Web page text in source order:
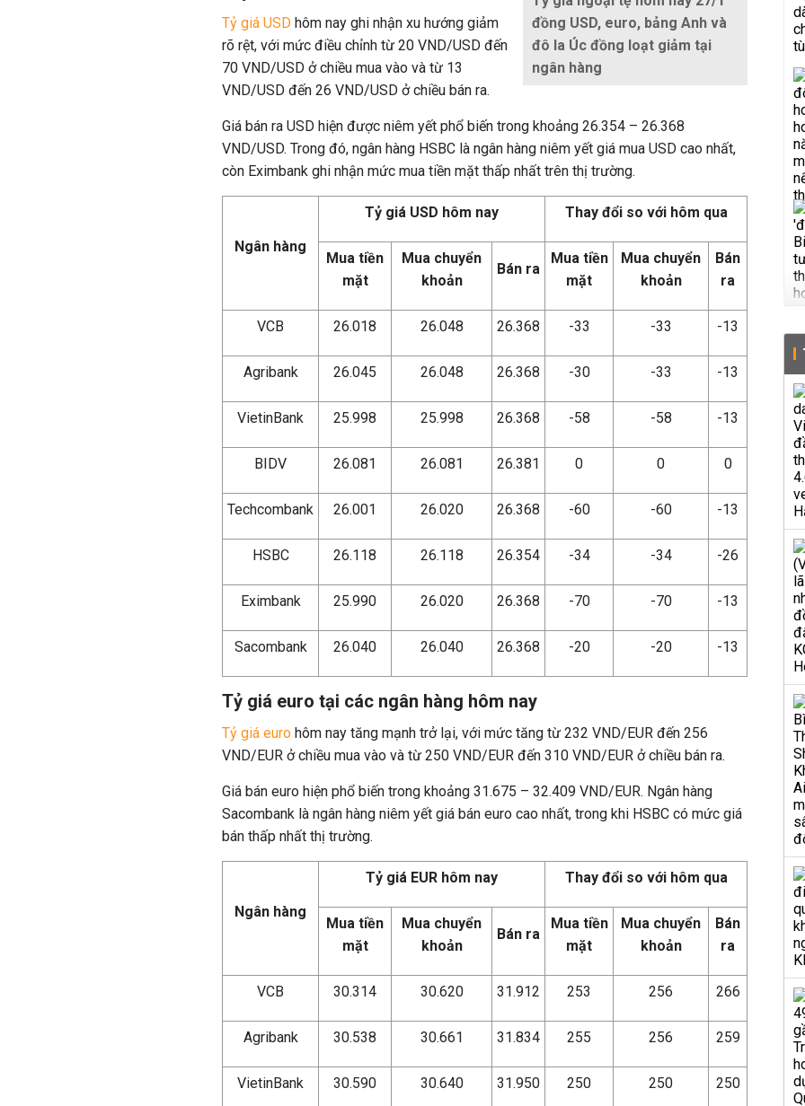
đồng USD, euro, bảng Anh và
đô la Úc đồng loạt giảm tại
ngân hàng
Tỷ giá USD hôm nay ghi nhận xu hướng giảm
rõ rệt, với mức điều chỉnh từ 20 VND/USD đến
70 VND/USD ở chiều mua vào và từ 13
VND/USD đến 26 VND/USD ở chiều bán ra.
Giá bán ra USD hiện được niêm yết phổ biến trong khoảng 26.354 – 26.368
VND/USD. Trong đó, ngân hàng HSBC là ngân hàng niêm yết giá mua USD cao nhất,
còn Eximbank ghi nhận mức mua tiền mặt thấp nhất trên thị trường.
Ngân hàng
Tỷ giá USD hôm nay Thay đổi so với hôm qua
Mua tiền
mặt
Mua chuyển
khoản
Bán ra
Mua tiền
mặt
Mua chuyển
khoản
Bán
ra
VCB 26.018 26.048 26.368 -33 -33 -13
Agribank 26.045 26.048 26.368 -30 -33 -13
VietinBank 25.998 25.998 26.368 -58 -58 -13
BIDV 26.081 26.081 26.381 0 0 0
Techcombank 26.001 26.020 26.368 -60 -60 -13
HSBC 26.118 26.118 26.354 -34 -34 -26
Eximbank 25.990 26.020 26.368 -70 -70 -13
Sacombank 26.040 26.040 26.368 -20 -20 -13
Tỷ giá euro tại các ngân hàng hôm nay
Tỷ giá euro hôm nay tăng mạnh trở lại, với mức tăng từ 232 VND/EUR đến 256
VND/EUR ở chiều mua vào và từ 250 VND/EUR đến 310 VND/EUR ở chiều bán ra.
Giá bán euro hiện phổ biến trong khoảng 31.675 – 32.409 VND/EUR. Ngân hàng
Sacombank là ngân hàng niêm yết giá bán euro cao nhất, trong khi HSBC có mức giá
bán thấp nhất thị trường.
Ngân hàng
Tỷ giá EUR hôm nay Thay đổi so với hôm qua
Mua tiền
mặt
Mua chuyển
khoản
Bán ra
Mua tiền
mặt
Mua chuyển
khoản
Bán
ra
VCB 30.314 30.620 31.912 253 256 266
Agribank 30.538 30.661 31.834 255 256 259
VietinBank 30.590 30.640 31.950 250 250 250